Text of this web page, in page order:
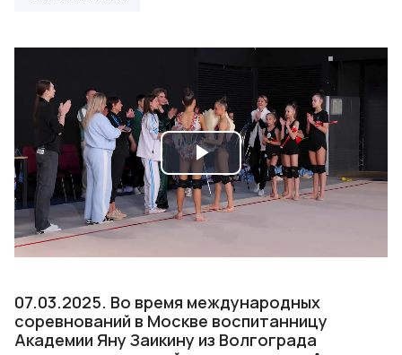
Play
Video
07.03.2025. Во время международных
соревнований в Москве воспитанницу
Академии Яну Заикину из Волгограда